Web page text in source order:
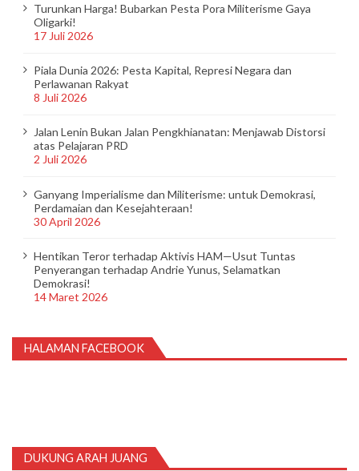
Turunkan Harga! Bubarkan Pesta Pora Militerisme Gaya
Oligarki!
17 Juli 2026
Piala Dunia 2026: Pesta Kapital, Represi Negara dan
Perlawanan Rakyat
8 Juli 2026
Jalan Lenin Bukan Jalan Pengkhianatan: Menjawab Distorsi
atas Pelajaran PRD
2 Juli 2026
Ganyang Imperialisme dan Militerisme: untuk Demokrasi,
Perdamaian dan Kesejahteraan!
30 April 2026
Hentikan Teror terhadap Aktivis HAM—Usut Tuntas
Penyerangan terhadap Andrie Yunus, Selamatkan
Demokrasi!
14 Maret 2026
HALAMAN FACEBOOK
DUKUNG ARAH JUANG